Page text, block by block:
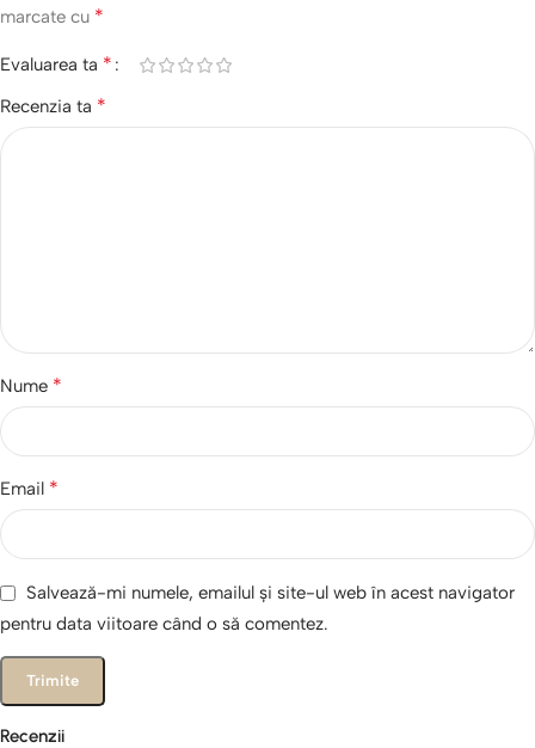
Recenzii
marcate cu *
Evaluarea ta *
Recenzia ta *
Nume *
Email *
Salvează-mi numele, emailul și site-ul web în acest navigator
pentru data viitoare când o să comentez.